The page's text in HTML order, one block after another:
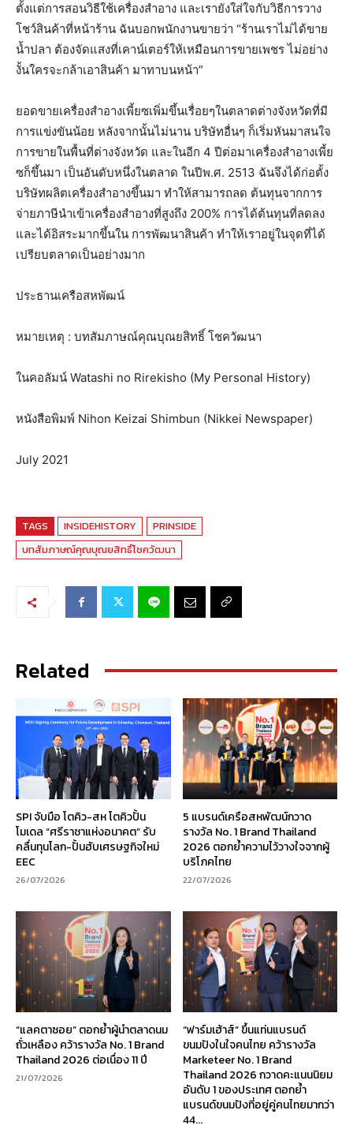
ตั้งแต่การสอนวิธีใช้เครื่องสำอาง และเรายังใส่ใจกับวิธีการวาง
โชว์สินค้าที่หน้าร้าน ฉันบอกพนักงานขายว่า “ร้านเราไม่ได้ขาย
น้ำปลา ต้องจัดแสงที่เคาน์เตอร์ให้เหมือนการขายเพชร ไม่อย่าง
งั้นใครจะกล้าเอาสินค้า มาทาบนหน้า”
ยอดขายเครื่องสำอางเพี้ยซเพิ่มขึ้นเรื่อยๆในตลาดต่างจังหวัดที่มี
การแข่งขันน้อย หลังจากนั้นไม่นาน บริษัทอื่นๆ ก็เริ่มหันมาสนใจ
การขายในพื้นที่ต่างจังหวัด และในอีก 4 ปีต่อมาเครื่องสำอางเพี้ย
ซก็ขึ้นมา เป็นอันดับหนึ่งในตลาด ในปีพ.ศ. 2513 ฉันจึงได้ก่อตั้ง
บริษัทผลิตเครื่องสำอางขึ้นมา ทำให้สามารถลด ต้นทุนจากการ
จ่ายภาษีนำเข้าเครื่องสําอางที่สูงถึง 200% การได้ต้นทุนที่ลดลง
และได้อิสระมากขึ้นใน การพัฒนาสินค้า ทำให้เราอยู่ในจุดที่ได้
เปรียบตลาดเป็นอย่างมาก
ประธานเครือสหพัฒน์
หมายเหตุ : บทสัมภาษณ์คุณบุณยสิทธิ์ โชควัฒนา
ในคอลัมน์ Watashi no Rirekisho (My Personal History)
หนังสือพิมพ์ Nihon Keizai Shimbun (Nikkei Newspaper)
July 2021
TAGS INSIDEHISTORY
PRINSIDE
บทสัมภาษณ์คุณบุณยสิทธิ์โชควัฒนา
Related
SPI จับมือ โตคิว-สห โตคิวปั้น
โมเดล “ศรีราชาแห่งอนาคต” รับ
คลื่นทุนโลก-ปั้นฮับเศรษฐกิจใหม่
EEC
26/07/2026
5 แบรนด์เครือสหพัฒน์กวาด
รางวัล No. 1 Brand Thailand
2026 ตอกย้ำความไว้วางใจจากผู้
บริโภคไทย
22/07/2026
“แลคตาซอย” ตอกย้ำผู้นำตลาดนม
ถั่วเหลือง คว้ารางวัล No. 1 Brand
Thailand 2026 ต่อเนื่อง 11 ปี
21/07/2026
“ฟาร์มเฮ้าส์” ขึ้นแท่นแบรนด์
ขนมปังในใจคนไทย คว้ารางวัล
Marketeer No. 1 Brand
Thailand 2026 กวาดคะแนนนิยม
อันดับ 1 ของประเทศ ตอกย้ำ
แบรนด์ขนมปังที่อยู่คู่คนไทยมากว่า
44...